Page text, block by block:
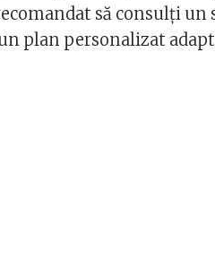
să consulți
plan personalizat